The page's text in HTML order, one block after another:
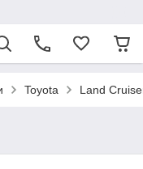
Toyota Land